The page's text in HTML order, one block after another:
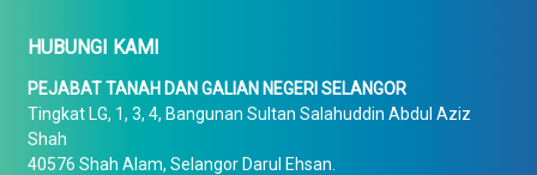
HUBUNGI KAMI
PEJABAT TANAH DAN GALIAN NEGERI SELANGOR
Tingkat LG, 1, 3, 4, Bangunan Sultan Salahuddin Abdul Aziz
Shah
40576 Shah Alam, Selangor Darul Ehsan.